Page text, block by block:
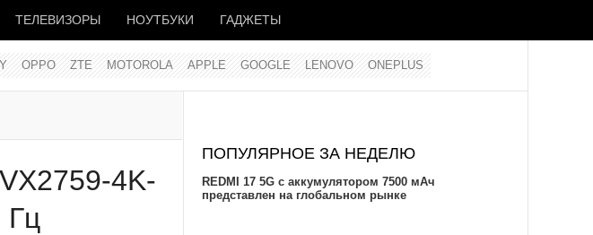
ТЕЛЕВИЗОРЫ НОУТБУКИ ГАДЖЕТЫ
OPPO ZTE MOTOROLA APPLE GOOGLE LENOVO ONEPLUS
4K-
Гц
ПОПУЛЯРНОЕ ЗА НЕДЕЛЮ
REDMI 17 5G c аккумулятором 7500 мАч
представлен на глобальном рынке